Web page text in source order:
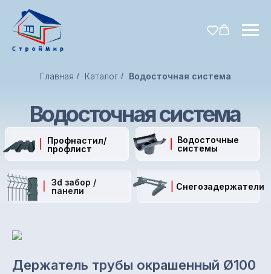
Главная / Каталог / Водосточная система
Водосточная система
панели
профлист
Снегозадержатели
Держатель трубы окрашенный Ø100